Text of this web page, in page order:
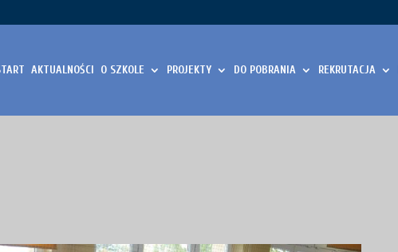
AKTUALNOŚCI O SZKOLE PROJEKTY DO POBRANIA REKRUTACJA